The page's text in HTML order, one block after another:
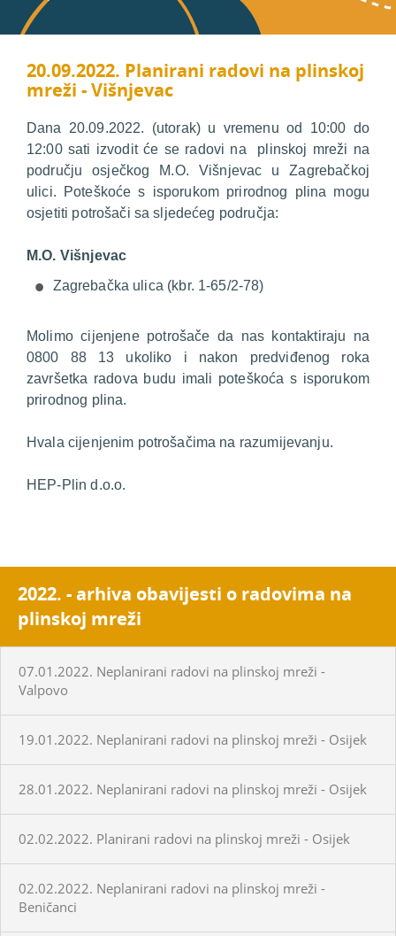
20.09.2022. Planirani radovi na plinskoj
mreži - Višnjevac
Dana 20.09.2022. (utorak) u vremenu od 10:00 do
12:00 sati izvodit će se radovi na plinskoj mreži na
području osječkog M.O. Višnjevac u Zagrebačkoj
ulici. Poteškoće s isporukom prirodnog plina mogu
osjetiti potrošači sa sljedećeg područja:
M.O. Višnjevac
Zagrebačka ulica (kbr. 1-65/2-78)
Molimo cijenjene potrošače da nas kontaktiraju na
0800 88 13 ukoliko i nakon predviđenog roka
završetka radova budu imali poteškoća s isporukom
prirodnog plina.
Hvala cijenjenim potrošačima na razumijevanju.
HEP-Plin d.o.o.
2022. - arhiva obavijesti o radovima na
plinskoj mreži
07.01.2022. Neplanirani radovi na plinskoj mreži -
Valpovo
19.01.2022. Neplanirani radovi na plinskoj mreži - Osijek
28.01.2022. Neplanirani radovi na plinskoj mreži - Osijek
02.02.2022. Planirani radovi na plinskoj mreži - Osijek
02.02.2022. Neplanirani radovi na plinskoj mreži -
Beničanci